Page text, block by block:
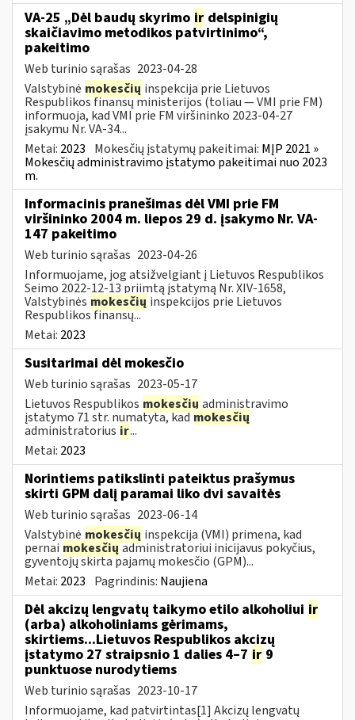
VA-25 „Dėl baudų skyrimo ir delspinigių
skaičiavimo metodikos patvirtinimo“,
pakeitimo
Web turinio sąrašas 2023-04-28
Valstybinė mokesčių inspekcija prie Lietuvos
Respublikos finansų ministerijos (toliau ― VMI prie FM)
informuoja, kad VMI prie FM viršininko 2023-04-27
įsakymu Nr. VA-34...
Metai: 2023 Mokesčių įstatymų pakeitimai: MĮP 2021 »
Mokesčių administravimo įstatymo pakeitimai nuo 2023
m.
Informacinis pranešimas dėl VMI prie FM
viršininko 2004 m. liepos 29 d. įsakymo Nr. VA-
147 pakeitimo
Web turinio sąrašas 2023-04-26
Informuojame, jog atsižvelgiant į Lietuvos Respublikos
Seimo 2022-12-13 priimtą įstatymą Nr. XIV-1658,
Valstybinės mokesčių inspekcijos prie Lietuvos
Respublikos finansų...
Metai: 2023
Susitarimai dėl mokesčio
Web turinio sąrašas 2023-05-17
Lietuvos Respublikos mokesčių administravimo
įstatymo 71 str. numatyta, kadmokesčių
administratorius ir...
Metai: 2023
Norintiems patikslinti pateiktus prašymus
skirti GPM dalį paramai liko dvi savaitės
Web turinio sąrašas 2023-06-14
Valstybinė mokesčių inspekcija (VMI) primena, kad
pernai mokesčiųadministratoriui inicijavus pokyčius,
gyventojų skirta pajamų mokesčio (GPM)...
Metai: 2023 Pagrindinis: Naujiena
Dėl akcizų lengvatų taikymo etilo alkoholiui ir
(arba) alkoholiniams gėrimams,
skirtiems...Lietuvos Respublikos akcizų
įstatymo 27 straipsnio 1 dalies 4–7 ir 9
punktuose nurodytiems
Web turinio sąrašas 2023-10-17
Informuojame, kad patvirtintas[1] Akcizų lengvatų